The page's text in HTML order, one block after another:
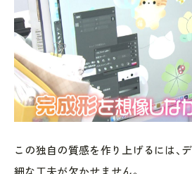
この独自の質感を作り上げるには、
細な工夫が欠かせません。